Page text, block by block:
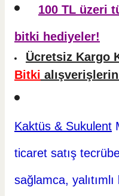
100 TL üzeri
bitki hediyeler!
Ücretsiz Kargo
Bitki
Kaktüs & Sukulent
ticaret satış
sağlamca,